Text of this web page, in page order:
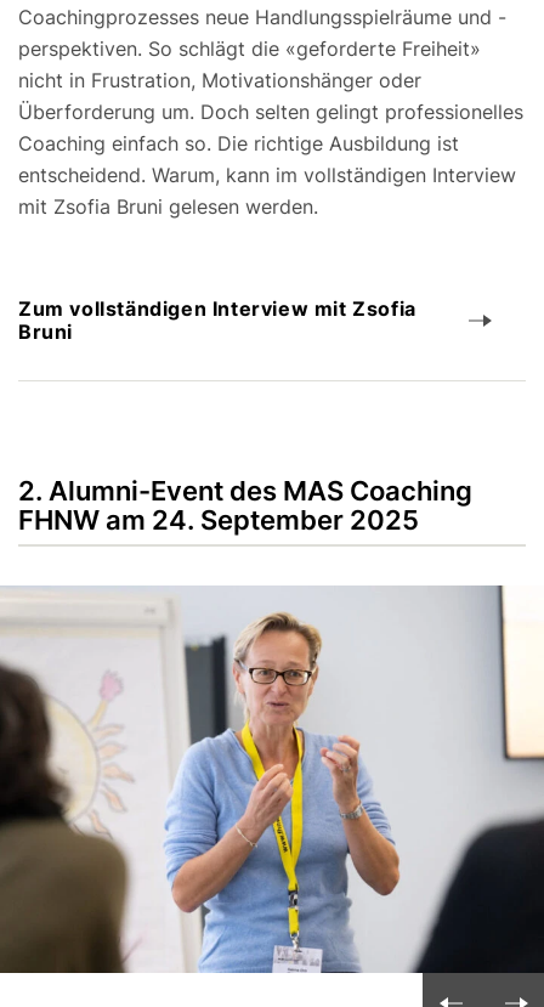
Coachingprozesses neue Handlungsspielräume und -
perspektiven. So schlägt die «geforderte Freiheit»
nicht in Frustration, Motivationshänger oder
Überforderung um. Doch selten gelingt professionelles
Coaching einfach so. Die richtige Ausbildung ist
entscheidend. Warum, kann im vollständigen Interview
mit Zsofia Bruni gelesen werden.
Zum vollständigen Interview mit Zsofia
Bruni
2. Alumni-Event des MAS Coaching
FHNW am 24. September 2025